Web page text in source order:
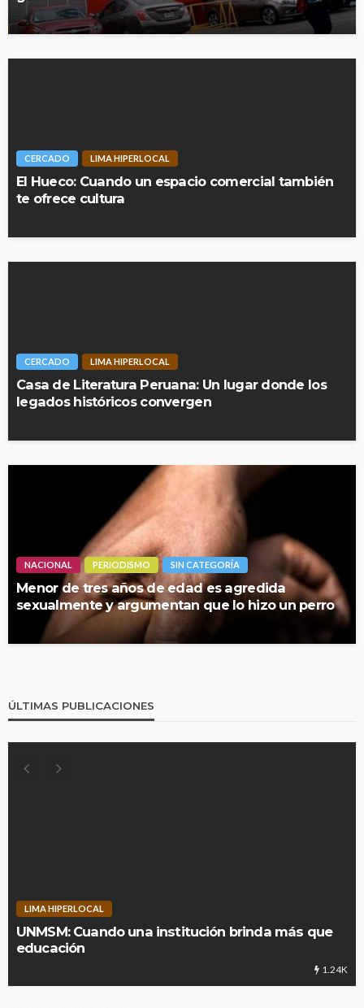
CERCADO LIMA HIPERLOCAL
El Hueco: Cuando un espacio comercial también
te ofrece cultura
CERCADO LIMA HIPERLOCAL
Casa de Literatura Peruana: Un lugar donde los
legados históricos convergen
NACIONAL PERIODISMO SIN CATEGORÍA
Menor de tres años de edad es agredida
sexualmente y argumentan que lo hizo un perro
ÚLTIMAS PUBLICACIONES
LIMA HIPERLOCAL
UNMSM: Cuando una institución brinda más que
educación
1.24K